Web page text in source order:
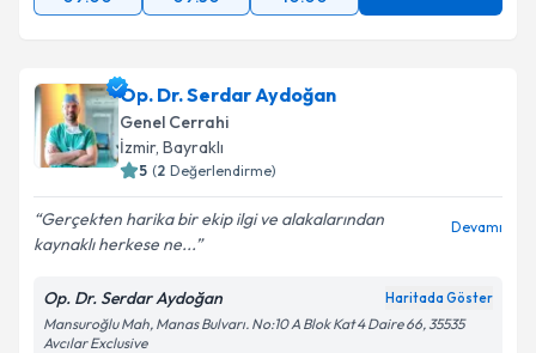
Op. Dr. Serdar Aydoğan
Genel Cerrahi
İzmir, Bayraklı
5 (2 Değerlendirme)
Gerçekten harika bir ekip ilgi ve alakalarından
kaynaklı herkese ne...
Devamı
Op. Dr. Serdar Aydoğan Haritada Göster
Mansuroğlu Mah, Manas Bulvarı. No:10 A Blok Kat 4 Daire 66, 35535
Avcılar Exclusive